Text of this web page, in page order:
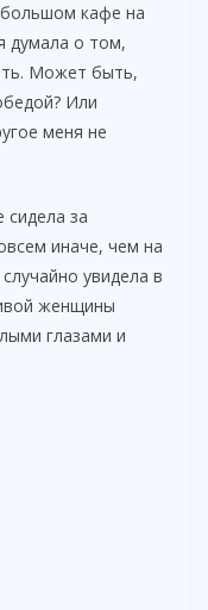
кафе на
думала о том,
Может быть,
Или
меня не
за
иначе, чем на
увидела в
женщины
глазами и